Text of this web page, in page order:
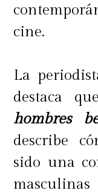
cine.
La
destaca
hombres
describe
sido una